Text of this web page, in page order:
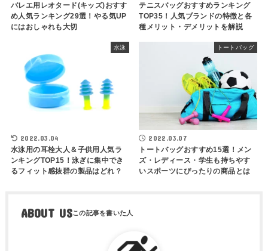
バレエ用レオタード(キッズ)おすす
め人気ランキング29選！やる気UP
にはおしゃれも大切
テニスバッグおすすめランキング
TOP35！人気ブランドの特徴と各
種メリット・デメリットを解説
水泳
2022.03.04
水泳用の耳栓大人＆子供用人気ラ
ンキングTOP15！泳ぎに集中でき
るフィット感抜群の製品はどれ？
トートバッグ
2022.03.07
トートバッグおすすめ15選！メン
ズ・レディース・学生も持ちやす
いスポーツにぴったりの商品とは
ABOUT US